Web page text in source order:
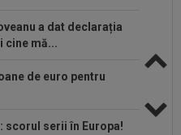
a dat declarația
cine mă...
de euro pentru
scorul serii în Europa!